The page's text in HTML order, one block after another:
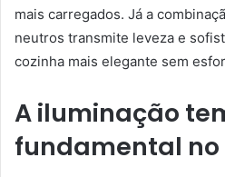
mais carregados. Já a
neutros transmite leveza e
cozinha mais elegante sem
A iluminação
fundamental